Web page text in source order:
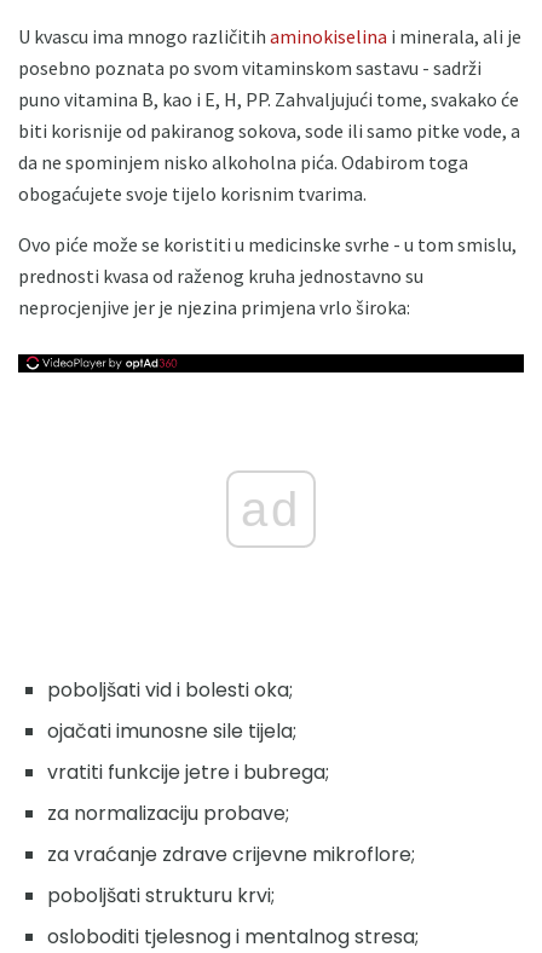
U kvascu ima mnogo različitih aminokiselina i minerala, ali je
posebno poznata po svom vitaminskom sastavu - sadrži
puno vitamina B, kao i E, H, PP. Zahvaljujući tome, svakako će
biti korisnije od pakiranog sokova, sode ili samo pitke vode, a
da ne spominjem nisko alkoholna pića. Odabirom toga
obogaćujete svoje tijelo korisnim tvarima.
Ovo piće može se koristiti u medicinske svrhe - u tom smislu,
prednosti kvasa od raženog kruha jednostavno su
neprocjenjive jer je njezina primjena vrlo široka:
ad
poboljšati vid i bolesti oka;
ojačati imunosne sile tijela;
vratiti funkcije jetre i bubrega;
za normalizaciju probave;
za vraćanje zdrave crijevne mikroflore;
poboljšati strukturu krvi;
osloboditi tjelesnog i mentalnog stresa;